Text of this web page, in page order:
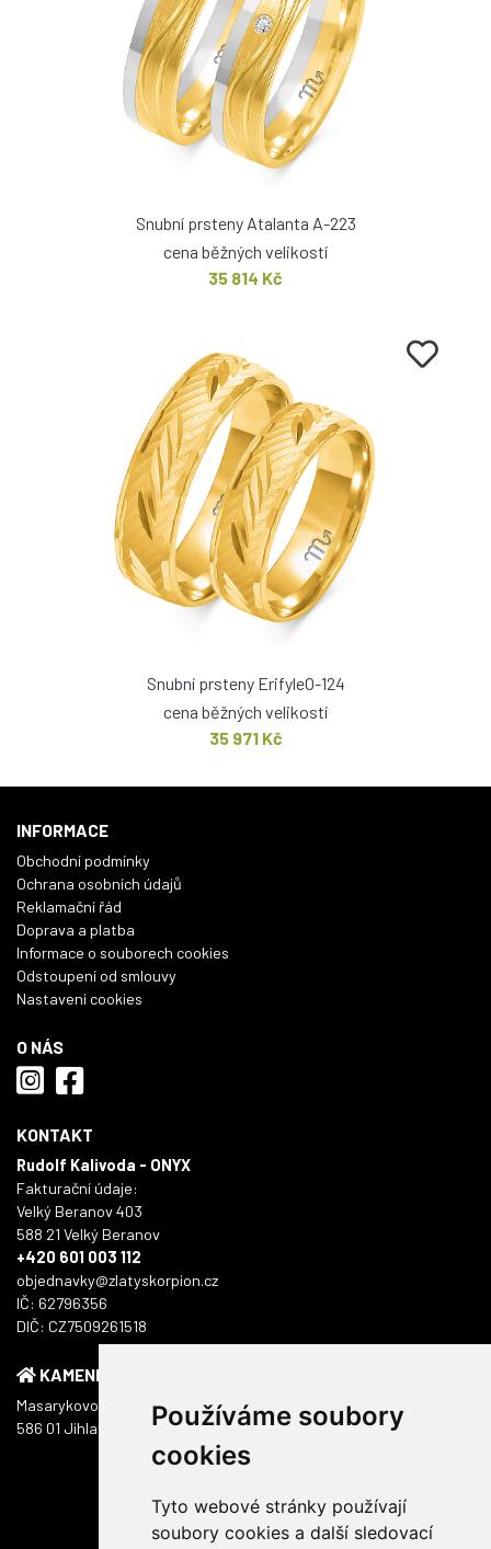
Používáme soubory
cookies
Tyto webové stránky používají
soubory cookies a další sledovací
Snubní prsteny Atalanta A-223
cena běžných velikostí
35 814 Kč
Snubní prsteny ErifyleO-124
cena běžných velikostí
35 971 Kč
INFORMACE
Obchodní podmínky
Ochrana osobních údajů
Reklamační řád
Doprava a platba
Informace o souborech cookies
Odstoupení od smlouvy
Nastavení cookies
O NÁS
KONTAKT
Rudolf Kalivoda - ONYX
Fakturační údaje:
Velký Beranov 403
588 21 Velký Beranov
+420 601 003 112
objednavky@zlatyskorpion.cz
IČ: 62796356
DIČ: CZ7509261518
KAMENNÁ PRODEJNA
Masarykovo náměstí 1217/51
586 01 Jihlava